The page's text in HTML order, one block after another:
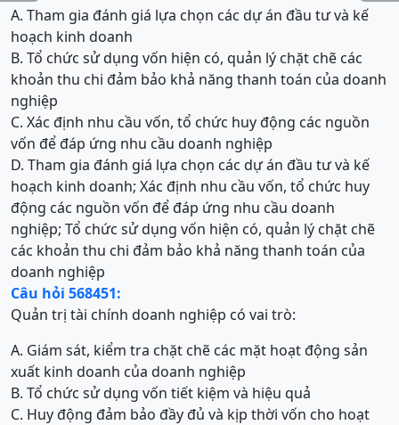
A. Tham gia đánh giá lựa chọn các dự án đầu tư và kế
hoạch kinh doanh
B. Tổ chức sử dụng vốn hiện có, quản lý chặt chẽ các
khoản thu chi đảm bảo khả năng thanh toán của doanh
nghiệp
C. Xác định nhu cầu vốn, tổ chức huy động các nguồn
vốn để đáp ứng nhu cầu doanh nghiệp
D. Tham gia đánh giá lựa chọn các dự án đầu tư và kế
hoạch kinh doanh; Xác định nhu cầu vốn, tổ chức huy
động các nguồn vốn để đáp ứng nhu cầu doanh
nghiệp; Tổ chức sử dụng vốn hiện có, quản lý chặt chẽ
các khoản thu chi đảm bảo khả năng thanh toán của
doanh nghiệp
Câu hỏi 568451:
Quản trị tài chính doanh nghiệp có vai trò:
A. Giám sát, kiểm tra chặt chẽ các mặt hoạt động sản
xuất kinh doanh của doanh nghiệp
B. Tổ chức sử dụng vốn tiết kiệm và hiệu quả
C. Huy động đảm bảo đầy đủ và kịp thời vốn cho hoạt